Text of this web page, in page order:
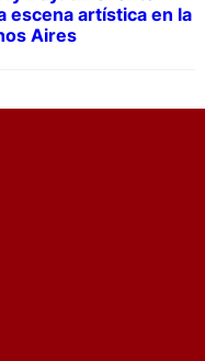
escena artística en la
Aires